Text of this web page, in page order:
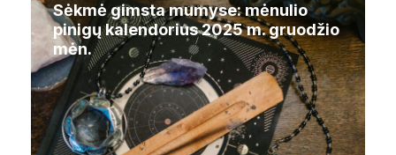
Sėkmė gimsta mumyse: mėnulio
pinigų kalendorius 2025 m. gruodžio
mėn.